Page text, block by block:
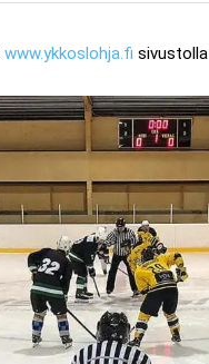
www.ykkoslohja.fi sivustolla